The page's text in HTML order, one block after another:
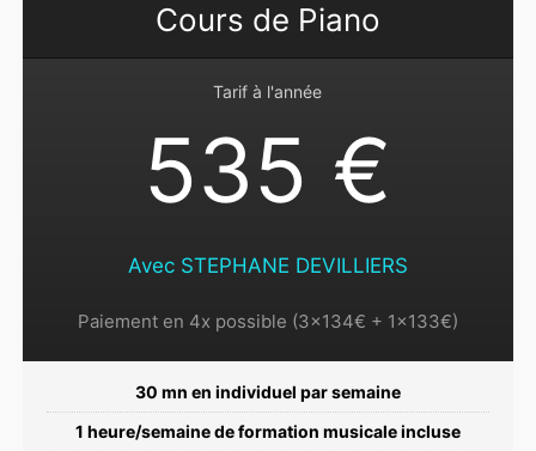
Cours de Piano
Tarif à l'année
535 €
Avec STEPHANE DEVILLIERS
Paiement en 4x possible (3x134€ + 1x133€)
30 mn en individuel par semaine
1 heure/semaine de formation musicale incluse